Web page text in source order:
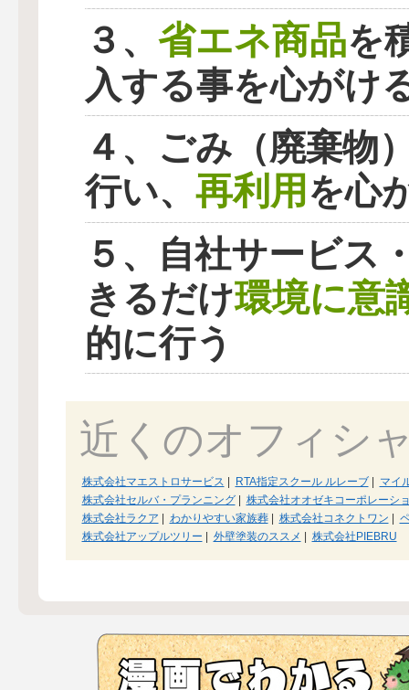
３、 省エネ商品を
入する事を心がけ
４、ごみ（廃棄物
行い、 再利用を心
５、自社サービス
きるだけ環境に意
的に行う
近くのオフィシ
株式会社マエストロサービス RTA指定スクール ルレーブ|
マイ
株式会社セルバ・プランニング|
株式会社オオゼキコーポレーシ
株式会社ラクア
わかりやすい家族葬| 株式会社コネクトワン
株式会社アップルツリー
外壁塗装のススメ 株式会社PIEBRU